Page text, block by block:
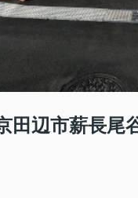
辺市薪長尾